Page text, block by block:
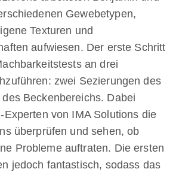
Gewebetypen,
Texturen und
aufwiesen. Der erste Schritt
an drei
zwei Sezierungen des
Beckenbereichs. Dabei
Experten von IMA Solutions die
überprüfen und sehen, ob
Probleme auftraten. Die ersten
jedoch fantastisch, sodass das